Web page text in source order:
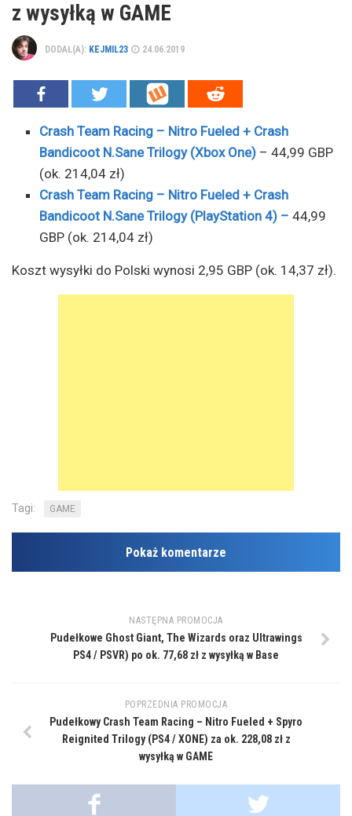
z wysyłką w GAME
DODAŁ(A): KEJMIL23 24.06.2019
Crash Team Racing – Nitro Fueled + Crash
Bandicoot N.Sane Trilogy (Xbox One) – 44,99 GBP
(ok. 214,04 zł)
Crash Team Racing – Nitro Fueled + Crash
Bandicoot N.Sane Trilogy (PlayStation 4) – 44,99
GBP (ok. 214,04 zł)
Koszt wysyłki do Polski wynosi 2,95 GBP (ok. 14,37 zł).
Tagi: GAME
Pokaż komentarze
NASTĘPNA PROMOCJA
Pudełkowe Ghost Giant, The Wizards oraz Ultrawings
PS4 / PSVR) po ok. 77,68 zł z wysyłką w Base
POPRZEDNIA PROMOCJA
Pudełkowy Crash Team Racing – Nitro Fueled + Spyro
Reignited Trilogy (PS4 / XONE) za ok. 228,08 zł z
wysyłką w GAME